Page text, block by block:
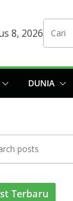
8, 2026
DUNIA
Terbaru